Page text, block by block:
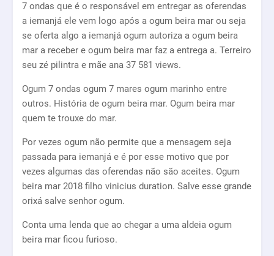
7 ondas que é o responsável em entregar as oferendas
a iemanjá ele vem logo após a ogum beira mar ou seja
se oferta algo a iemanjá ogum autoriza a ogum beira
mar a receber e ogum beira mar faz a entrega a. Terreiro
seu zé pilintra e mãe ana 37 581 views.
Ogum 7 ondas ogum 7 mares ogum marinho entre
outros. História de ogum beira mar. Ogum beira mar
quem te trouxe do mar.
Por vezes ogum não permite que a mensagem seja
passada para iemanjá e é por esse motivo que por
vezes algumas das oferendas não são aceites. Ogum
beira mar 2018 filho vinicius duration. Salve esse grande
orixá salve senhor ogum.
Conta uma lenda que ao chegar a uma aldeia ogum
beira mar ficou furioso.